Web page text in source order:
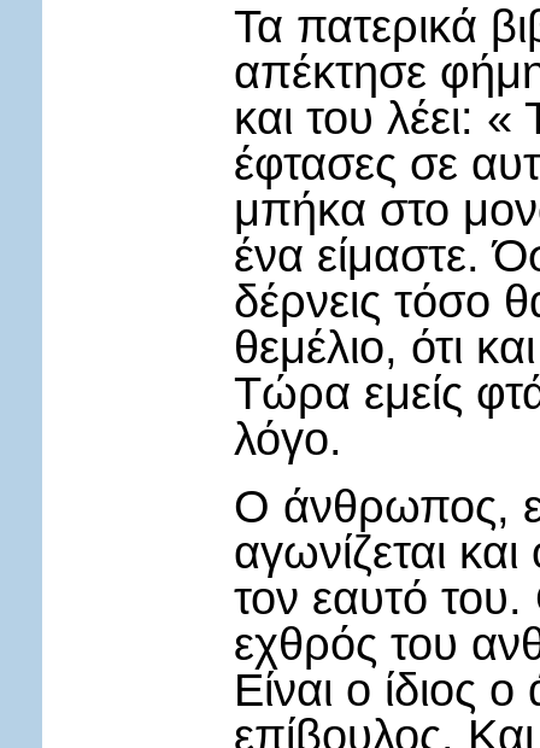
Τα πατερικά
απέκτησε
και του λέει:
έφτασες σε
μπήκα στο
ένα είμαστε.
δέρνεις τόσο
θεμέλιο, ότι
Τώρα εμείς
λόγο.
Ο άνθρωπος,
αγωνίζεται
τον εαυτό
εχθρός του
Είναι ο ίδιος
επίβουλος.